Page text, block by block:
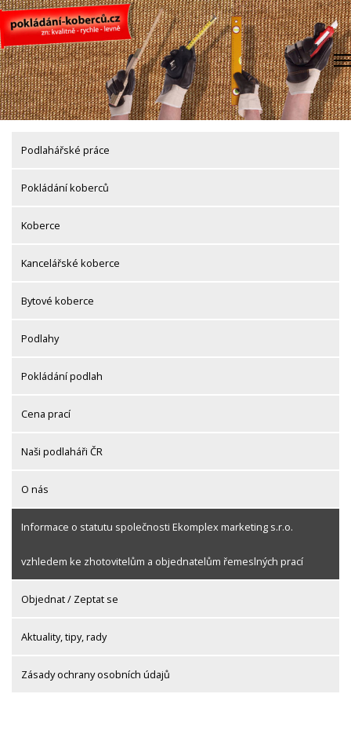
Skip
to
content
Podlahářské práce
Pokládání koberců
Koberce
Kancelářské koberce
Bytové koberce
Podlahy
Pokládání podlah
Cena prací
Naši podlaháři ČR
O nás
Informace o statutu společnosti Ekomplex marketing s.r.o.
vzhledem ke zhotovitelům a objednatelům řemeslných prací
Objednat / Zeptat se
Aktuality, tipy, rady
Zásady ochrany osobních údajů